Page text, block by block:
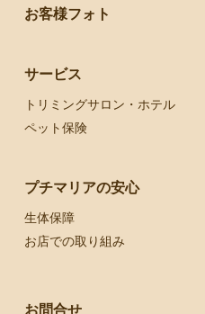
お客様フォト
サービス
トリミングサロン・ホテル
ペット保険
プチマリアの安心
生体保障
お店での取り組み
お問合せ